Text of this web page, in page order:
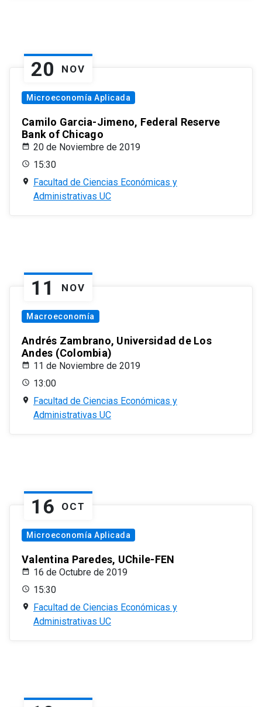
20 NOV
Microeconomía Aplicada
Camilo Garcia-Jimeno, Federal Reserve
Bank of Chicago
20 de Noviembre de 2019
15:30
Facultad de Ciencias Económicas y
Administrativas UC
11 NOV
Macroeconomía
Andrés Zambrano, Universidad de Los
Andes (Colombia)
11 de Noviembre de 2019
13:00
Facultad de Ciencias Económicas y
Administrativas UC
16 OCT
Microeconomía Aplicada
Valentina Paredes, UChile-FEN
16 de Octubre de 2019
15:30
Facultad de Ciencias Económicas y
Administrativas UC